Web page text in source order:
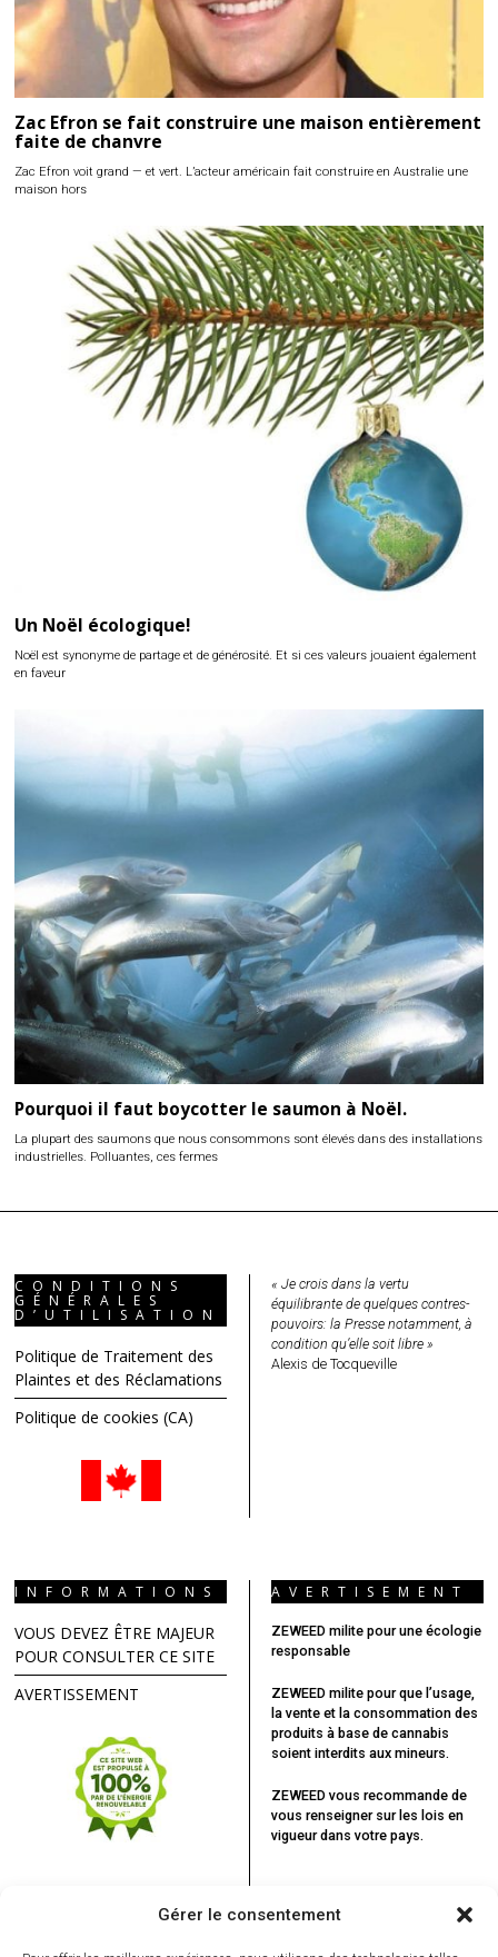
Gérer le consentement
Zac Efron se fait construire une maison entièrement
faite de chanvre
Zac Efron voit grand — et vert. L’acteur américain fait construire en Australie une
maison hors
Un Noël écologique!
Noël est synonyme de partage et de générosité. Et si ces valeurs jouaient également
en faveur
Pourquoi il faut boycotter le saumon à Noël.
La plupart des saumons que nous consommons sont élevés dans des installations
industrielles. Polluantes, ces fermes
CONDITIONS
GÉNÉRALES
D’UTILISATION
Politique de Traitement des
Plaintes et des Réclamations
Politique de cookies (CA)
« Je crois dans la vertu
équilibrante de quelques contres-
pouvoirs: la Presse notamment, à
condition qu’elle soit libre »
Alexis de Tocqueville
INFORMATIONS
VOUS DEVEZ ÊTRE MAJEUR
POUR CONSULTER CE SITE
AVERTISSEMENT
AVERTISEMENT
ZEWEED milite pour une écologie
responsable
ZEWEED milite pour que l’usage,
la vente et la consommation des
produits à base de cannabis
soient interdits aux mineurs.
ZEWEED vous recommande de
vous renseigner sur les lois en
vigueur dans votre pays.